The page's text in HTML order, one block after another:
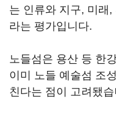
는 인류와 지구, 미래,
라는 평가입니다.
노들섬은 용산 등 한
이미 노들 예술섬 조
친다는 점이 고려됐